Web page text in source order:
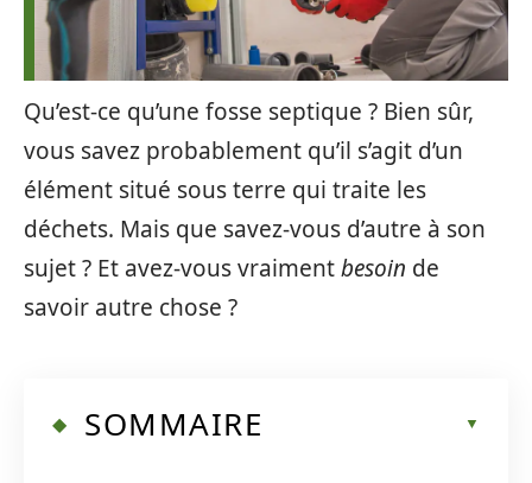
Qu’est-ce qu’une fosse septique ? Bien sûr,
vous savez probablement qu’il s’agit d’un
élément situé sous terre qui traite les
déchets. Mais que savez-vous d’autre à son
sujet ? Et avez-vous vraimentbesoin de
savoir autre chose ?
SOMMAIRE